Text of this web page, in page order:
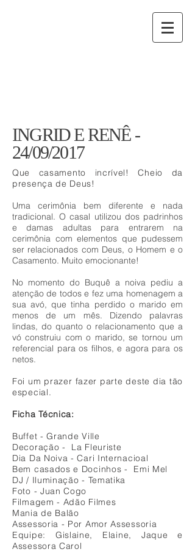
INGRID E RENÊ -
24/09/2017
Que casamento incrível! Cheio da
presença de Deus!
Uma cerimônia bem diferente e nada
tradicional. O casal utilizou dos padrinhos
e damas adultas para entrarem na
cerimônia com elementos que pudessem
ser relacionados com Deus, o Homem e o
Casamento. Muito emocionante!
No momento do Buquê a noiva pediu a
atenção de todos e fez uma homenagem a
sua avó, que tinha perdido o marido em
menos de um mês. Dizendo palavras
lindas, do quanto o relacionamento que a
vó construiu com o marido, se tornou um
referencial para os filhos, e agora para os
netos.
Foi um prazer fazer parte deste dia tão
especial.
Ficha Técnica:
Buffet - Grande Ville
Decoração - La Fleuriste
Dia Da Noiva - Cari Internacioal
Bem casados e Docinhos - Emi Mel
DJ / Iluminação - Tematika
Foto - Juan Cogo
Filmagem - Adão Filmes
Mania de Balão
Assessoria - Por Amor Assessoria
Equipe: Gislaine, Elaine, Jaque e
Assessora Carol